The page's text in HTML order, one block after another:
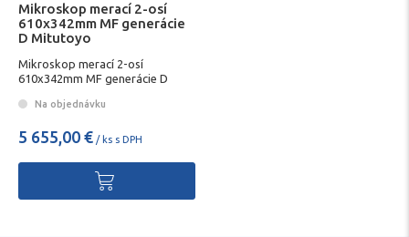
Mikroskop merací 2-osí
610x342mm MF generácie
D Mitutoyo
Mikroskop merací 2-osí
610x342mm MF generácie D
Na objednávku
5 655,00 € / ks s DPH